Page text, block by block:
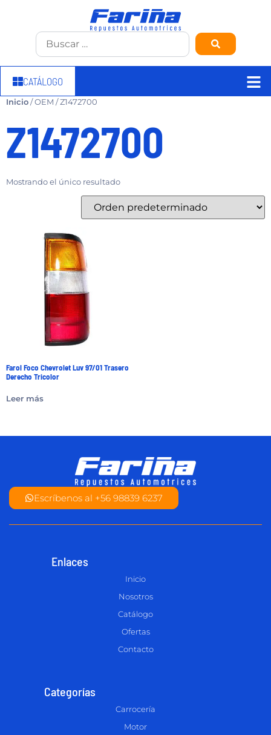
CATÁLOGO
Inicio/ OEM / Z1472700
Z1472700
Mostrando el único resultado
Farol Foco Chevrolet Luv 97/01 Trasero
Derecho Tricolor
Leer más
Escríbenos al +56 98839 6237
Enlaces
Inicio
Nosotros
Catálogo
Ofertas
Contacto
Categorías
Carrocería
Motor